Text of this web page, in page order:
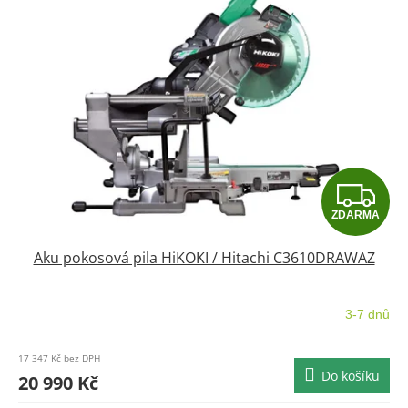
Z
D
A
R
M
A
ZDARMA
Aku pokosová pila HiKOKI / Hitachi C3610DRAWAZ
3-7 dnů
17 347 Kč bez DPH
20 990 Kč Do košíku